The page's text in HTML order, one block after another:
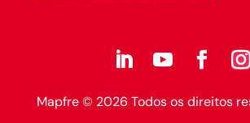
Mapfre © 2026 Todos os direitos